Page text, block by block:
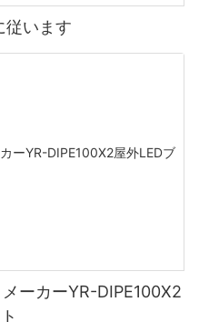
従います
ーカーYR-DIPE100X2